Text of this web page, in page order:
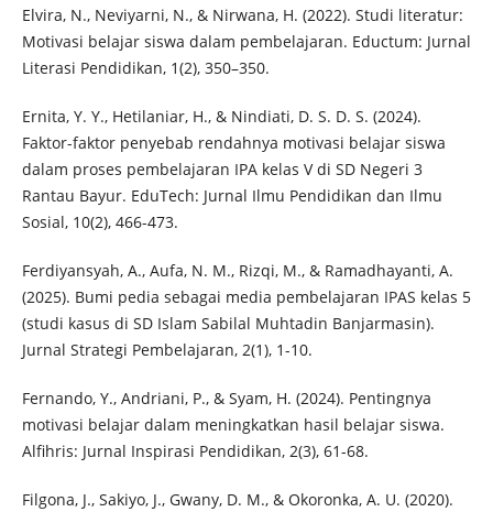
Elvira, N., Neviyarni, N., & Nirwana, H. (2022). Studi literatur:
Motivasi belajar siswa dalam pembelajaran. Eductum: Jurnal
Literasi Pendidikan, 1(2), 350–350.
Ernita, Y. Y., Hetilaniar, H., & Nindiati, D. S. D. S. (2024).
Faktor-faktor penyebab rendahnya motivasi belajar siswa
dalam proses pembelajaran IPA kelas V di SD Negeri 3
Rantau Bayur. EduTech: Jurnal Ilmu Pendidikan dan Ilmu
Sosial, 10(2), 466-473.
Ferdiyansyah, A., Aufa, N. M., Rizqi, M., & Ramadhayanti, A.
(2025). Bumi pedia sebagai media pembelajaran IPAS kelas 5
(studi kasus di SD Islam Sabilal Muhtadin Banjarmasin).
Jurnal Strategi Pembelajaran, 2(1), 1-10.
Fernando, Y., Andriani, P., & Syam, H. (2024). Pentingnya
motivasi belajar dalam meningkatkan hasil belajar siswa.
Alfihris: Jurnal Inspirasi Pendidikan, 2(3), 61-68.
Filgona, J., Sakiyo, J., Gwany, D. M., & Okoronka, A. U. (2020).